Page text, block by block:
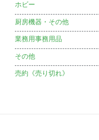
ホビー
厨房機器・その他
業務用事務用品
その他
売約《売り切れ》